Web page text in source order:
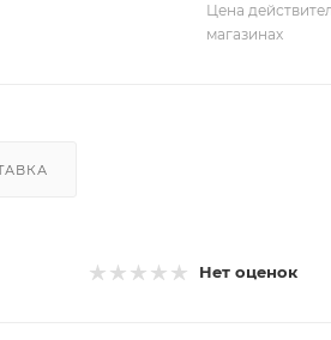
Цена
магазинах
Нет оценок